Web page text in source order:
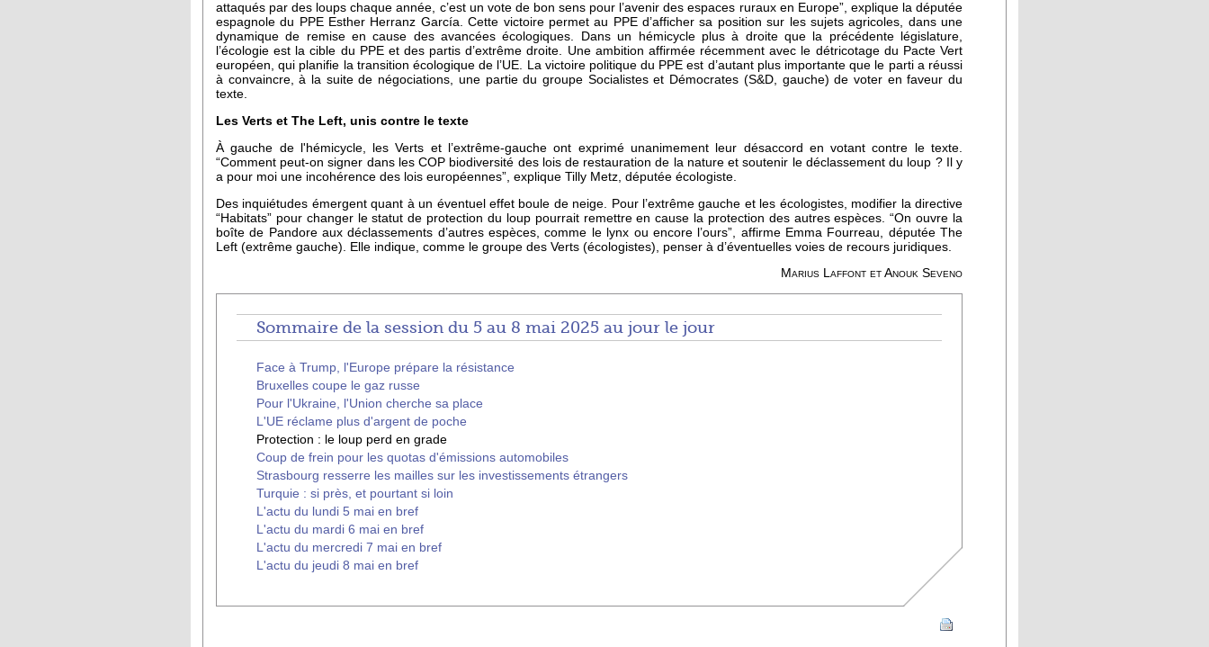
attaqués par des loups chaque année, c’est un vote de bon sens pour l’avenir des espaces ruraux en Europe”, explique la députée
espagnole du PPE Esther Herranz García. Cette victoire permet au PPE d’afficher sa position sur les sujets agricoles, dans une
dynamique de remise en cause des avancées écologiques. Dans un hémicycle plus à droite que la précédente législature,
l’écologie est la cible du PPE et des partis d’extrême droite. Une ambition affirmée récemment avec le détricotage du Pacte Vert
européen, qui planifie la transition écologique de l’UE. La victoire politique du PPE est d’autant plus importante que le parti a réussi
à convaincre, à la suite de négociations, une partie du groupe Socialistes et Démocrates (S&D, gauche) de voter en faveur du
texte.
Les Verts et The Left, unis contre le texte
À gauche de l'hémicycle, les Verts et l’extrême-gauche ont exprimé unanimement leur désaccord en votant contre le texte.
“Comment peut-on signer dans les COP biodiversité des lois de restauration de la nature et soutenir le déclassement du loup ? Il y
a pour moi une incohérence des lois européennes”, explique Tilly Metz, députée écologiste.
Des inquiétudes émergent quant à un éventuel effet boule de neige. Pour l’extrême gauche et les écologistes, modifier la directive
“Habitats” pour changer le statut de protection du loup pourrait remettre en cause la protection des autres espèces. “On ouvre la
boîte de Pandore aux déclassements d’autres espèces, comme le lynx ou encore l’ours”, affirme Emma Fourreau, députée The
Left (extrême gauche). Elle indique, comme le groupe des Verts (écologistes), penser à d’éventuelles voies de recours juridiques.
Marius Laffont et Anouk Seveno
Sommaire de la session du 5 au 8 mai 2025 au jour le jour
Face à Trump, l'Europe prépare la résistance
Bruxelles coupe le gaz russe
Pour l'Ukraine, l'Union cherche sa place
L'UE réclame plus d'argent de poche
Protection : le loup perd en grade
Coup de frein pour les quotas d'émissions automobiles
Strasbourg resserre les mailles sur les investissements étrangers
Turquie : si près, et pourtant si loin
L'actu du lundi 5 mai en bref
L'actu du mardi 6 mai en bref
L'actu du mercredi 7 mai en bref
L'actu du jeudi 8 mai en bref